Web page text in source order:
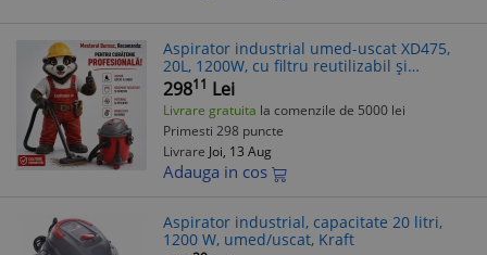
Aspirator industrial umed-uscat XD475,
20L, 1200W, cu filtru reutilizabil și
regulator de putere
29811 Lei
Livrare gratuita la comenzile de 5000 lei
Primesti 298 puncte
Livrare Joi, 13 Aug
Adauga in cos
Aspirator industrial, capacitate 20 litri,
1200 W, umed/uscat, Kraft